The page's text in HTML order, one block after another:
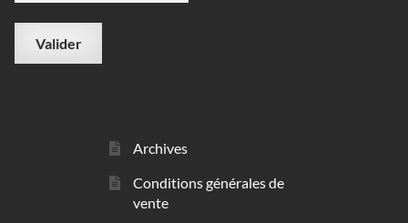
Archives
Conditions générales de
vente